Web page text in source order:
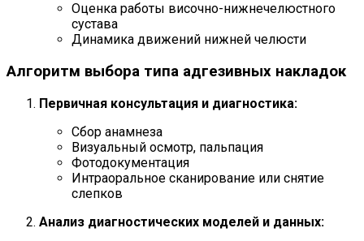
Оценка работы височно-нижнечелюстного
сустава
Динамика движений нижней челюсти
Алгоритм выбора типа адгезивных накладок
Первичная консультация и диагностика:
Сбор анамнеза
Визуальный осмотр, пальпация
Фотодокументация
Интраоральное сканирование или снятие
слепков
Анализ диагностических моделей и данных: